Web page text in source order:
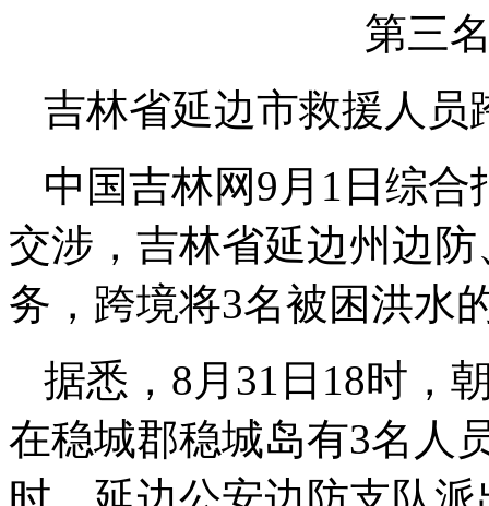
第三
吉林省延边市救援人员
中国吉林网9月1日综
交涉，吉林省延边州边
务，跨境将3名被困洪水
据悉，8月31日18时，
在稳城郡稳城岛有3名人